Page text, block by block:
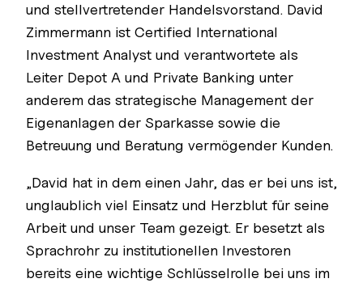
und stellvertretender Handelsvorstand. David
Zimmermann ist Certified International
Investment Analyst und verantwortete als
Leiter Depot A und Private Banking unter
anderem das strategische Management der
Eigenanlagen der Sparkasse sowie die
Betreuung und Beratung vermögender Kunden.
„David hat in dem einen Jahr, das er bei uns ist,
unglaublich viel Einsatz und Herzblut für seine
Arbeit und unser Team gezeigt. Er besetzt als
Sprachrohr zu institutionellen Investoren
bereits eine wichtige Schlüsselrolle bei uns im